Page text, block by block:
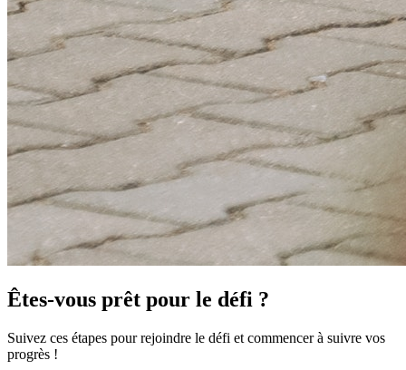
Êtes-vous prêt pour le défi ?
Suivez ces étapes pour rejoindre le défi et commencer à suivre vos
progrès !